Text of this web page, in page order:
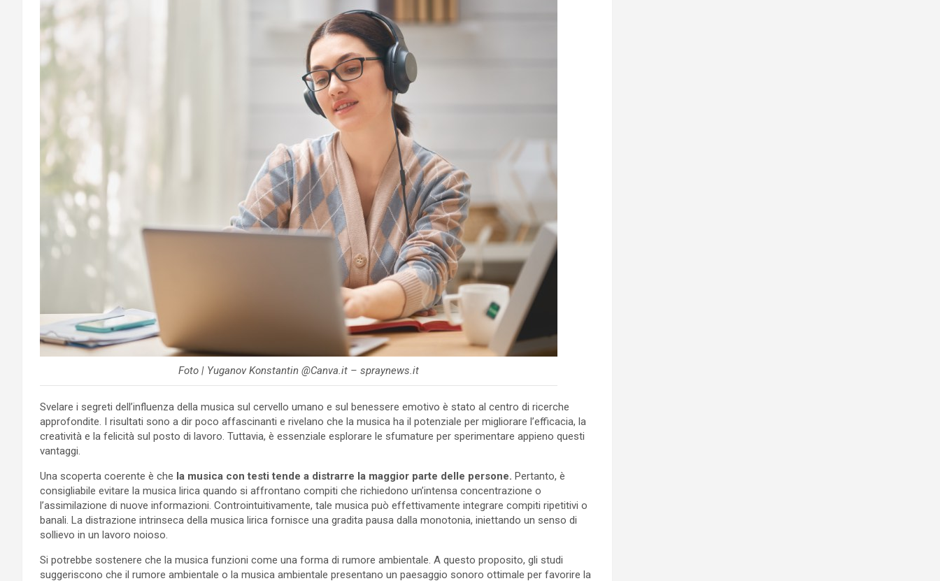
Foto | Yuganov Konstantin @Canva.it – spraynews.it
Svelare i segreti dell’influenza della musica sul cervello umano e sul benessere emotivo è stato al centro di ricerche
approfondite. I risultati sono a dir poco affascinanti e rivelano che la musica ha il potenziale per migliorare l’efficacia, la
creatività e la felicità sul posto di lavoro. Tuttavia, è essenziale esplorare le sfumature per sperimentare appieno questi
vantaggi.
Una scoperta coerente è che la musica con testi tende a distrarre la maggior parte delle persone. Pertanto, è
consigliabile evitare la musica lirica quando si affrontano compiti che richiedono un’intensa concentrazione o
l’assimilazione di nuove informazioni. Controintuitivamente, tale musica può effettivamente integrare compiti ripetitivi o
banali. La distrazione intrinseca della musica lirica fornisce una gradita pausa dalla monotonia, iniettando un senso di
sollievo in un lavoro noioso.
Si potrebbe sostenere che la musica funzioni come una forma di rumore ambientale. A questo proposito, gli studi
suggeriscono che il rumore ambientale o la musica ambientale presentano un paesaggio sonoro ottimale per favorire la